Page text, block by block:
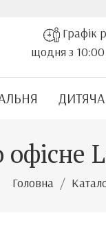
Графік
щодня з
ДИТЯЧА
офісне
Головна